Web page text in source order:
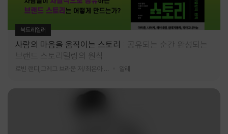
북트레일러
사람의 마음을 움직이는 스토리
공유되는 순간 완성되는
브랜드 스토리텔링의 원칙
알레